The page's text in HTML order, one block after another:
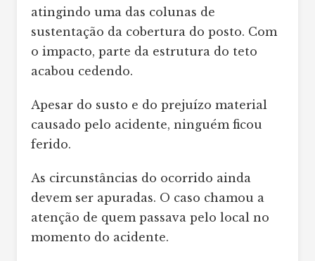
atingindo uma das colunas de
sustentação da cobertura do posto. Com
o impacto, parte da estrutura do teto
acabou cedendo.
Apesar do susto e do prejuízo material
causado pelo acidente, ninguém ficou
ferido.
As circunstâncias do ocorrido ainda
devem ser apuradas. O caso chamou a
atenção de quem passava pelo local no
momento do acidente.